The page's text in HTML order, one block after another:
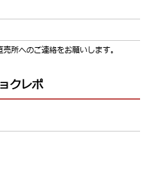
所へのご連絡をお願いします。
クレポ